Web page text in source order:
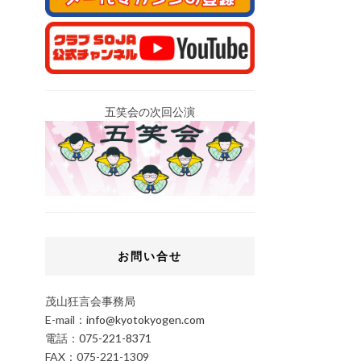
五笑会の次回公演
お問い合せ
茂山狂言会事務局
E-mail： info@kyotokyogen.com
電話： 075-221-8371
FAX：075-221-1309